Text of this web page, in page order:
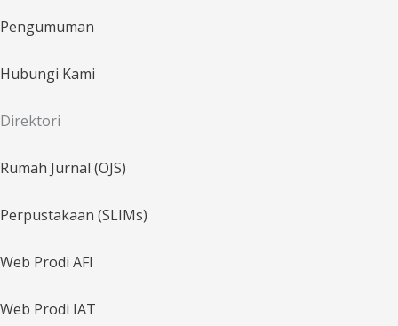
Pengumuman
Hubungi Kami
Direktori
Rumah Jurnal (OJS)
Perpustakaan (SLIMs)
Web Prodi AFI
Web Prodi IAT